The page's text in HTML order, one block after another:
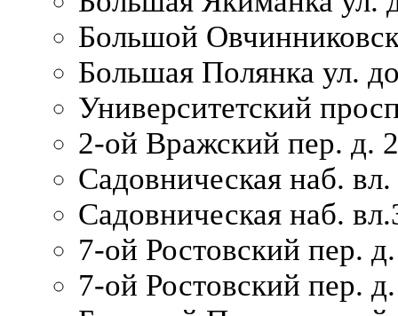
Большой
Большая Полянка ул.
Университетский
2-ой Вражский пер. д. 2
Садовническая наб.
Садовническая наб.
7-ой Ростовский пер.
7-ой Ростовский пер.